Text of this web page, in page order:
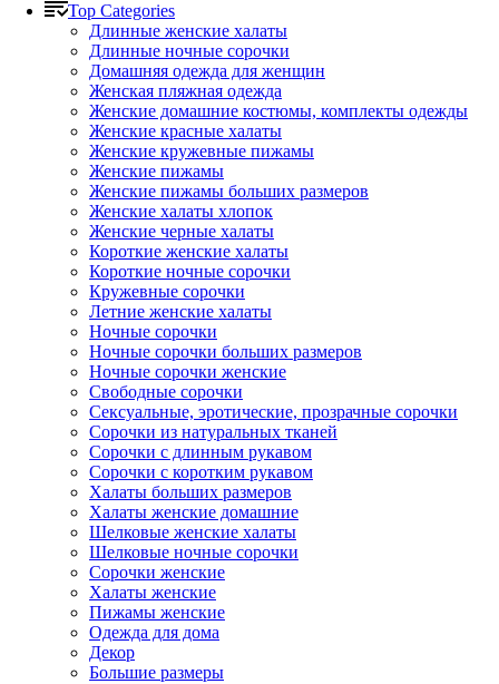
Top Categories
Длинные женские халаты
Длинные ночные сорочки
Домашняя одежда для женщин
Женская пляжная одежда
Женские домашние костюмы, комплекты одежды
Женские красные халаты
Женские кружевные пижамы
Женские пижамы
Женские пижамы больших размеров
Женские халаты хлопок
Женские черные халаты
Короткие женские халаты
Короткие ночные сорочки
Кружевные сорочки
Летние женские халаты
Ночные сорочки
Ночные сорочки больших размеров
Ночные сорочки женские
Свободные сорочки
Сексуальные, эротические, прозрачные сорочки
Сорочки из натуральных тканей
Сорочки с длинным рукавом
Сорочки с коротким рукавом
Халаты больших размеров
Халаты женские домашние
Шелковые женские халаты
Шелковые ночные сорочки
Сорочки женские
Халаты женские
Пижамы женские
Одежда для дома
Декор
Большие размеры